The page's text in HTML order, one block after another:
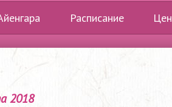
Расписание
2018